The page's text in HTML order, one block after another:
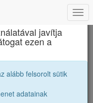
Klára
javítja
ezen a
alább felsorolt sütik
adatainak